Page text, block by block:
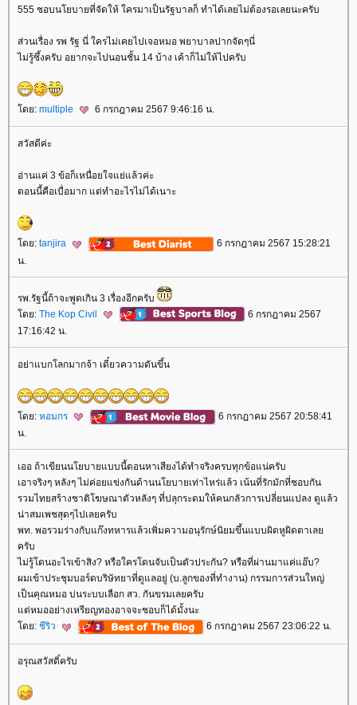
555 ชอบนโยบายที่จัดให้ ใครมาเป็นรัฐบาลก็ ทำได้เลยไม่ต้องรอเลยนะครับ
ส่วนเรื่อง รพ รัฐ นี่ ใครไม่เคยไปเจอหมอ พยาบาลปากจัดๆนี่
ไม่รู้ซึ้งครับ อยากจะไปนอนชั้น 14 บ้าง เค้าก็ไม่ให้ไปครับ
ดย: multiple 6 กรกฎาคม 2567 9:46:16 น.
สวัสดีค่ะ
อ่านแค่ 3 ข้อก็เหนื่อยใจแย่แล้วค่ะ
ตอนนี้คือเบื่อมาก แต่ทำอะไรไม่ได้เนาะ
ดย: tanjira
6 กรกฎาคม 2567 15:28:21
น.
รพ.รัฐนี้ถ้าจะพูดเกิน 3 เรื่องอีกครับ
ดย: The Kop Civil
6 กรกฎาคม 2567
17:16:42 น.
อย่าแบกโลกมากจ้า เดี๋ยวความดันขึ้น
ดย: หอมกร
6 กรกฎาคม 2567 20:58:41
น.
เออ ถ้าเขียนนโยบายแบบนี้ตอนหาเสียงได้ทำจริงครบทุกข้อแน่ครับ
เอาจริงๆ หลังๆ ไม่ค่อยแข่งกันด้านนโยบายเท่าไหร่แล้ว เน้นที่รักมักที่ชอบกัน
รวมไทยสร้างชาติโฆษณาตัวหลังๆ ที่ปลุกระดมให้คนกลัวการเปลี่ยนแปลง ดูแล้ว
น่าสมเพชสุดๆไปเลยครับ
พท. พอรวมร่างกับแก๊งทหารแล้วเพิ่มความอนุรักษ์นิยมขึ้นแบบผิดหูผิดตาเล
ครับ
ไม่รู้โดนอะไรเข้าสิง? หรือใครโดนจับเป็นตัวประกัน? หรือที่ผ่านมาแค่แอ๊บ?
ผมเข้าประชุมบอร์ดบริษัทยาที่ดูแลอยู่ (บ.ลูกของที่ทำงาน) กรรมการส่วนใหญ่
เป็นคุณหมอ บ่นระบบเลือก สว. กันขรมเลยครับ
ต่หมออย่างเหรียญทองอาจจะชอบก็ได้มั้งนะ
ดย: ชีริว 6 กรกฎาคม 2567 23:06:22 น.
อรุณสวัสดิ์ครับ